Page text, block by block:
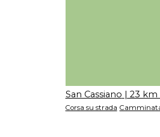
San Cassiano | 23 km
Corsa su strada